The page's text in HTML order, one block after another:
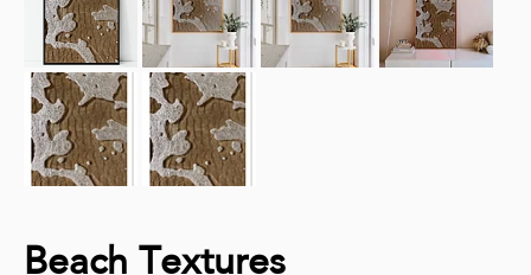
Beach Textures